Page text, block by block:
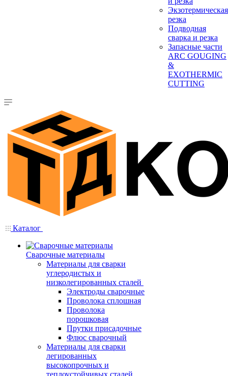
Экзотермическая
резка
Подводная
сварка и резка
Запасные части
ARC GOUGING
&
EXOTHERMIC
CUTTING
Каталог
Сварочные материалы
Материалы для сварки
углеродистых и
низколегированных сталей
Электроды сварочные
Проволока сплошная
Проволока
порошковая
Прутки присадочные
Флюс сварочный
Материалы для сварки
легированных
высокопрочных и
теплоустойчивых сталей